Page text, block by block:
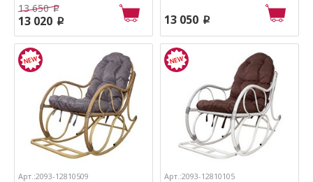
13 650 p
13 020 p 13 050 p
Арт.:2093-12810509 Арт.:2093-12810105